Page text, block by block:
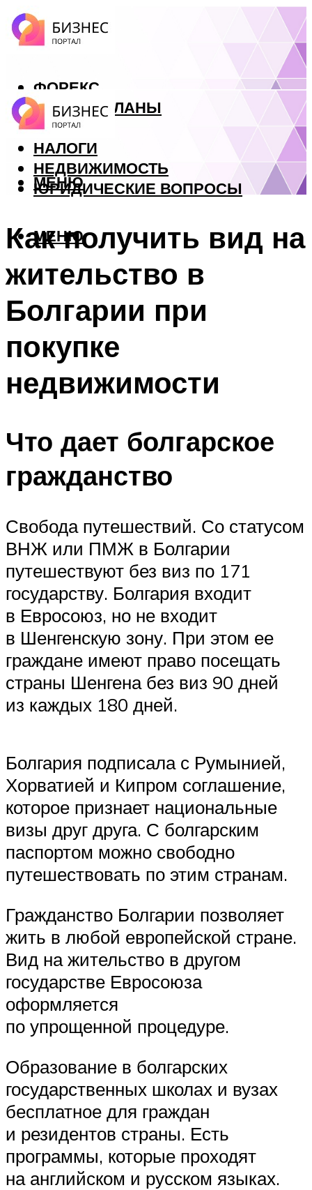
ФОРЕКС
БИЗНЕС ПЛАНЫ
КРЕДИТЫ
НАЛОГИ
НЕДВИЖИМОСТЬ
ЮРИДИЧЕСКИЕ ВОПРОСЫ
МЕНЮ
МЕНЮ
Как получить вид на
жительство в
Болгарии при
покупке
недвижимости
Что дает болгарское
гражданство
Свобода путешествий. Со статусом
ВНЖ или ПМЖ в Болгарии
путешествуют без виз по 171
государству. Болгария входит
в Евросоюз, но не входит
в Шенгенскую зону. При этом ее
граждане имеют право посещать
страны Шенгена без виз 90 дней
из каждых 180 дней.
Болгария подписала с Румынией,
Хорватией и Кипром соглашение,
которое признает национальные
визы друг друга. С болгарским
паспортом можно свободно
путешествовать по этим странам.
Гражданство Болгарии позволяет
жить в любой европейской стране.
Вид на жительство в другом
государстве Евросоюза
оформляется
по упрощенной процедуре.
Образование в болгарских
государственных школах и вузах
бесплатное для граждан
и резидентов страны. Есть
программы, которые проходят
на английском и русском языках.